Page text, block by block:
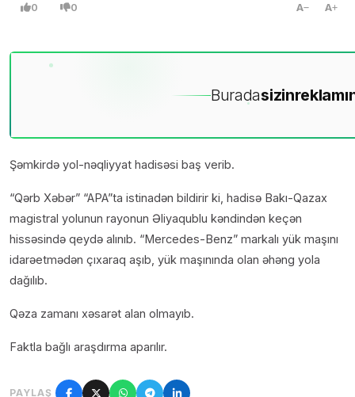
0 0 A A
Buradasizin
Şəmkirdə yol-nəqliyyat hadisəsi baş verib.
“Qərb Xəbər” “APA”ta istinadən bildirir ki, hadisə Bakı-Qazax
magistral yolunun rayonun Əliyaqublu kəndindən keçən
hissəsində qeydə alınıb. “Mercedes-Benz” markalı yük maşını
idarəetmədən çıxaraq aşıb, yük maşınında olan əhəng yola
dağılıb.
Qəza zamanı xəsarət alan olmayıb.
Faktla bağlı araşdırma aparılır.
PAYLAŞ